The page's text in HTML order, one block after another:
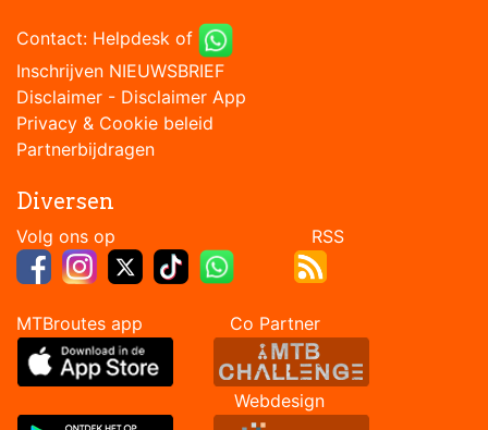
Contact: Helpdesk of
Inschrijven NIEUWSBRIEF
Disclaimer - Disclaimer App
Privacy & Cookie beleid
Partnerbijdragen
Diversen
Volg ons op RSS
MTBroutes app Co Partner
Webdesign